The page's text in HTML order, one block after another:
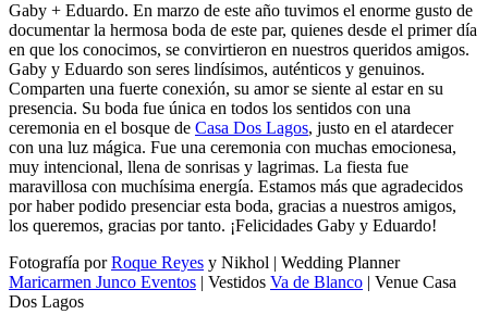
Gaby + Eduardo. En marzo de este año tuvimos el enorme gusto de
documentar la hermosa boda de este par, quienes desde el primer día
en que los conocimos, se convirtieron en nuestros queridos amigos.
Gaby y Eduardo son seres lindísimos, auténticos y genuinos.
Comparten una fuerte conexión, su amor se siente al estar en su
presencia. Su boda fue única en todos los sentidos con una
ceremonia en el bosque de Casa Dos Lagos, justo en el atardecer
con una luz mágica. Fue una ceremonia con muchas emocionesa,
muy intencional, llena de sonrisas y lagrimas. La fiesta fue
maravillosa con muchísima energía. Estamos más que agradecidos
por haber podido presenciar esta boda, gracias a nuestros amigos,
los queremos, gracias por tanto. ¡Felicidades Gaby y Eduardo!
Fotografía porRoque Reyes y Nikhol | Wedding Planner
Maricarmen Junco Eventos | Vestidos Va de Blanco | Venue Casa
Dos Lagos